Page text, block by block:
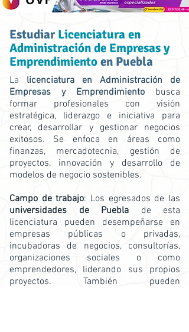
EstudiarLicenciatura en
Administración de Empresas y
Emprendimientoen Puebla
La licenciatura en Administración de
Empresas y Emprendimiento
busca
formar profesionales con visión
estratégica, liderazgo e iniciativa para
crear, desarrollar y gestionar negocios
exitosos. Se enfoca en áreas como
finanzas, mercadotecnia, gestión de
proyectos, innovación y desarrollo de
modelos de negocio sostenibles.
Campo de trabajo: Los egresados de las
universidades de Puebla de esta
licenciatura pueden desempeñarse en
empresas públicas o privadas,
incubadoras de negocios, consultorías,
organizaciones sociales o como
emprendedores, liderando sus propios
proyectos. También pueden